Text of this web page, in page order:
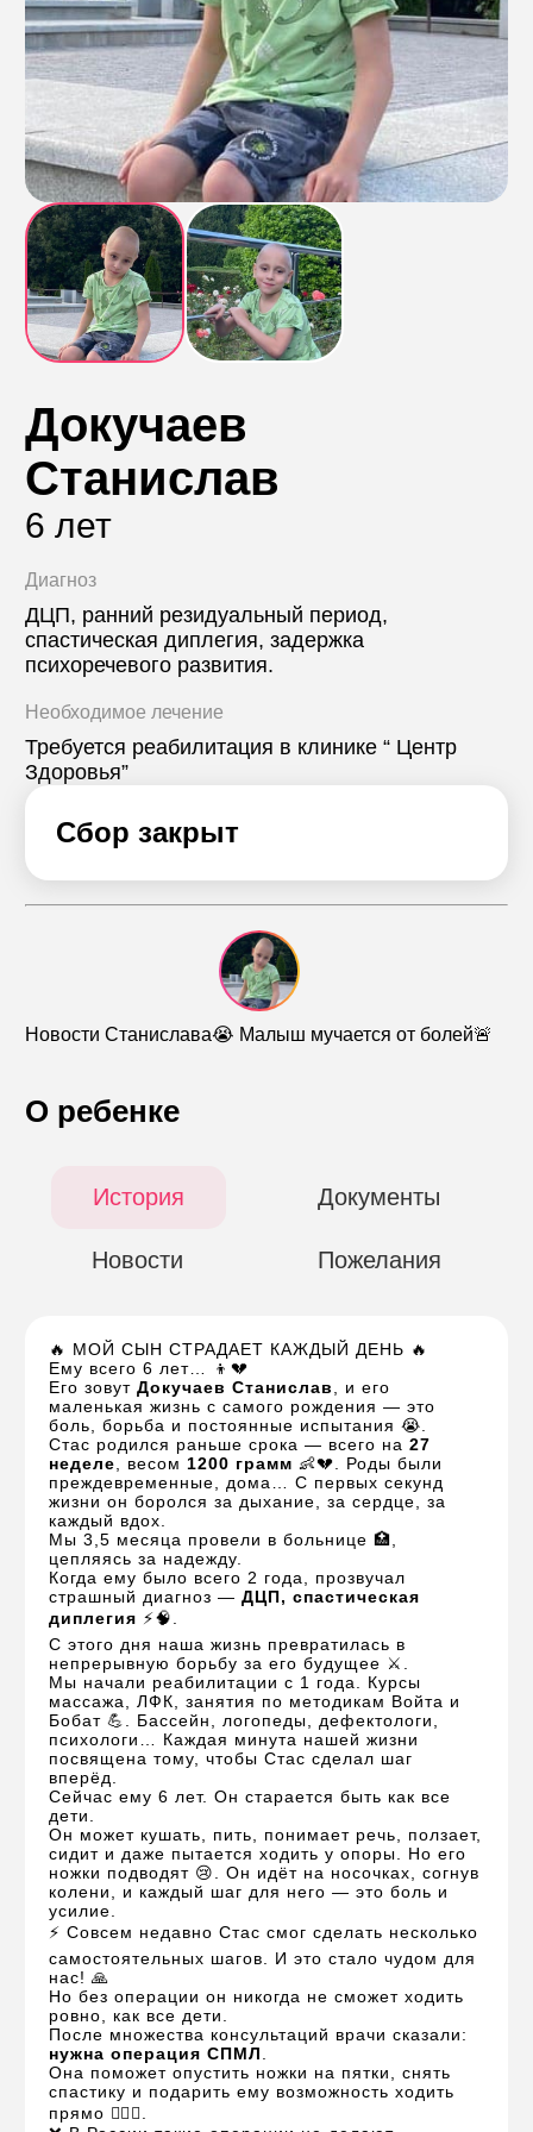
Контакты
Пожертвовать
телефон для связи
+74999610149
e-mail для связи
info@angel-help.ru
Докучаев
Станислав
6 лет
Диагноз
ДЦП, ранний резидуальный период,
спастическая диплегия, задержка
психоречевого развития.
Необходимое лечение
Требуется реабилитация в клинике “ Центр
Здоровья”
Сбор закрыт
Новости Станислава😭 Малыш мучается от болей🚨
О ребенке
История Документы
Новости Пожелания
🔥 МОЙ СЫН СТРАДАЕТ КАЖДЫЙ ДЕНЬ 🔥
Ему всего 6 лет… 👦💔
Его зовутДокучаев Станислав
, и его
маленькая жизнь с самого рождения — это
боль, борьба и постоянные испытания 😭.
Стас родился раньше срока — всего на27
неделе , весом 1200 грамм 👶💔. Роды были
преждевременные, дома… С первых секунд
жизни он боролся за дыхание, за сердце, за
каждый вдох.
Мы 3,5 месяца провели в больнице 🏥,
цепляясь за надежду.
Когда ему было всего 2 года, прозвучал
страшный диагноз —ДЦП, спастическая
диплегия ⚡🧠.
С этого дня наша жизнь превратилась в
непрерывную борьбу за его будущее ⚔️.
Мы начали реабилитации с 1 года. Курсы
массажа, ЛФК, занятия по методикам Войта и
Бобат 💪. Бассейн, логопеды, дефектологи,
психологи… Каждая минута нашей жизни
посвящена тому, чтобы Стас сделал шаг
вперёд.
Сейчас ему 6 лет. Он старается быть как все
дети.
Он может кушать, пить, понимает речь, ползает,
сидит и даже пытается ходить у опоры. Но его
ножки подводят 😢. Он идёт на носочках, согнув
колени, и каждый шаг для него — это боль и
усилие.
⚡ Совсем недавно Стас смог сделать несколько
самостоятельных шагов. И это стало чудом для
нас! 🙏
Но без операции он никогда не сможет ходить
ровно, как все дети.
После множества консультаций врачи сказали:
нужна операция СПМЛ
Она поможет опустить ножки на пятки, снять
спастику и подарить ему возможность ходить
прямо 🚶‍♂️✨.